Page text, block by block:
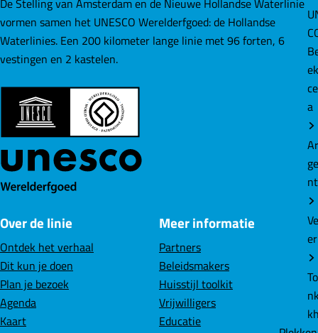
a
er
p
a
g
n
a
o
p
F
a
e
b
o
o
k
p
a
g
n
p
L
i
k
d
I
n
p
a
g
n
a
o
p
W
A
De Stelling van Amsterdam en de Nieuwe Hollandse Waterlinie
vormen samen het UNESCO Werelderfgoed: de Hollandse
Waterlinies. Een 200 kilometer lange linie met 96 forten, 6
vestingen en 2 kastelen.
Over de linie
Ontdek het verhaal
Dit kun je doen
Plan je bezoek
Agenda
Kaart
Meer informatie
Partners
Beleidsmakers
Huisstijl toolkit
Vrijwilligers
Educatie